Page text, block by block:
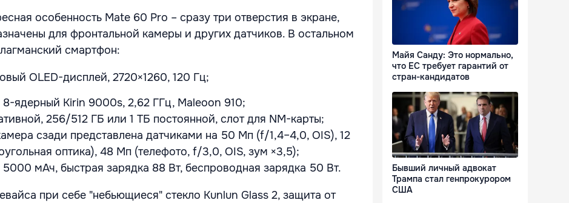
особенность Mate 60 Pro – сразу три отверстия в экране,
для фронтальной камеры и других датчиков. В остальном
смартфон:
OLED-дисплей, 2720×1260, 120 Гц;
ядерный Kirin 9000s, 2,62 ГГц, Maleoon 910;
256/512 ГБ или 1 ТБ постоянной, слот для NM-карты;
сзади представлена датчиками на 50 Мп (f/1,4–4,0, OIS), 12
оптика), 48 Мп (телефото, f/3,0, OIS, зум ×3,5);
5000 мАч, быстрая зарядка 88 Вт, беспроводная зарядка 50 Вт.
при себе "небьющиеся" стекло Kunlun Glass 2, защита от
Майя Санду: Это нормально,
что ЕС требует гарантий от
стран-кандидатов
Бывший личный адвокат
Трампа стал генпрокурором
США